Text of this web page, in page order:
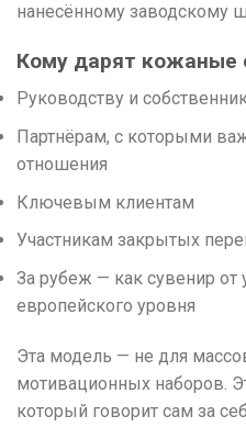
нанесённому заводскому
Кому дарят кожаные
Руководству и
Партнёрам, с которыми
отношения
Ключевым клиентам
Участникам закрытых
За рубеж — как сувенир от
европейского уровня
Эта модель — не для
мотивационных наборов.
который говорит сам за